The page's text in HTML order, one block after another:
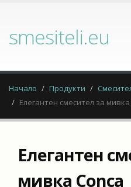
smesiteli.eu
Начало Продукти
Елегантен смесител за
Елегантен
мивка Conca